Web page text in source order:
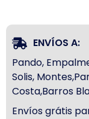
ENVÍOS A:
Pando,
Solis,
Costa,Barros
Envíos grátis